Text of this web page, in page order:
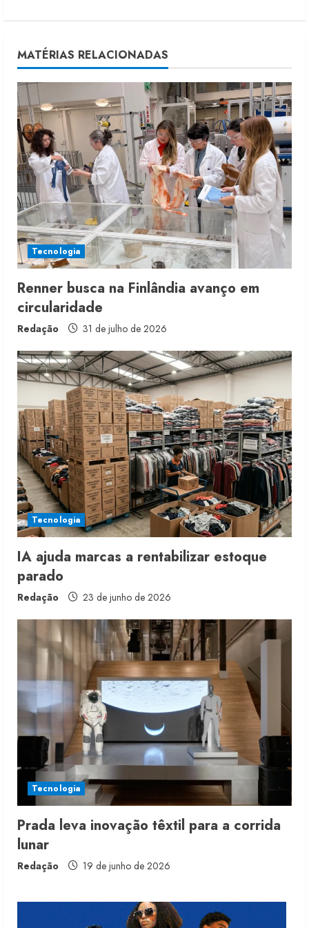
u
e
R
e
a
d
i
n
g
MATÉRIAS RELACIONADAS
Tecnologia
Renner busca na Finlândia avanço em
circularidade
Redação 31 de julho de 2026
Tecnologia
IA ajuda marcas a rentabilizar estoque
parado
Redação 23 de junho de 2026
Tecnologia
Prada leva inovação têxtil para a corrida
lunar
Redação 19 de junho de 2026
2
Fakini prevê R$345 milhões de
receita em 2026
3
Projeto testa passaporte digital na
4 de agosto de 2026
estoque consignado